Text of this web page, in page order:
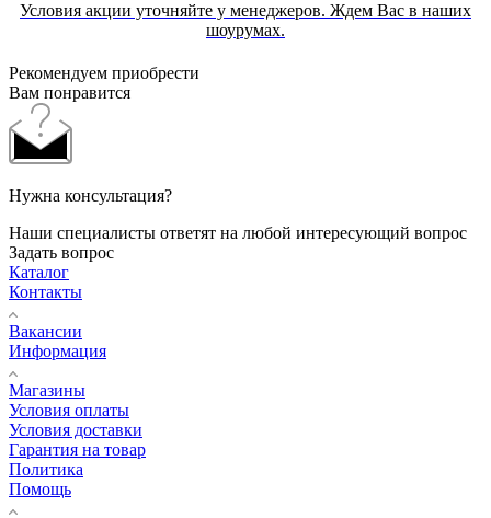
Условия акции уточняйте у менеджеров. Ждем Вас в наших
шоурумах.
Рекомендуем приобрести
Вам понравится
Нужна консультация?
Наши специалисты ответят на любой интересующий вопрос
Задать вопрос
Каталог
Контакты
Вакансии
Информация
Магазины
Условия оплаты
Условия доставки
Гарантия на товар
Политика
Помощь